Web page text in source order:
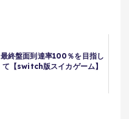
最終盤面到達率100％を目指し
て【switch版スイカゲーム】